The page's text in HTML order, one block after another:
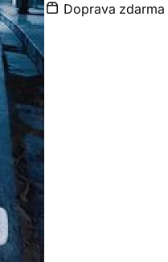
Doprava